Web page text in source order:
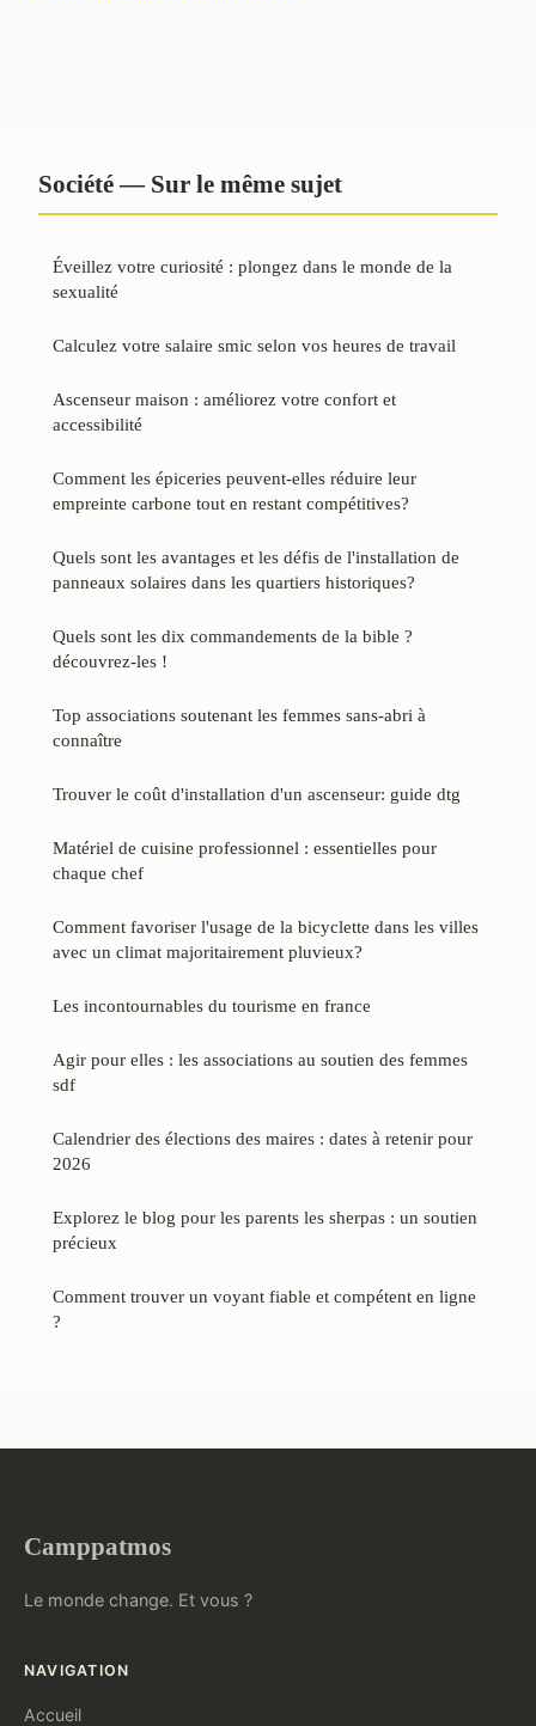
Société — Sur le même sujet
Éveillez votre curiosité : plongez dans le monde de la
sexualité
Calculez votre salaire smic selon vos heures de travail
Ascenseur maison : améliorez votre confort et
accessibilité
Comment les épiceries peuvent-elles réduire leur
empreinte carbone tout en restant compétitives?
Quels sont les avantages et les défis de l'installation de
panneaux solaires dans les quartiers historiques?
Quels sont les dix commandements de la bible ?
découvrez-les !
Top associations soutenant les femmes sans-abri à
connaître
Trouver le coût d'installation d'un ascenseur: guide dtg
Matériel de cuisine professionnel : essentielles pour
chaque chef
Comment favoriser l'usage de la bicyclette dans les villes
avec un climat majoritairement pluvieux?
Les incontournables du tourisme en france
Agir pour elles : les associations au soutien des femmes
sdf
Calendrier des élections des maires : dates à retenir pour
2026
Explorez le blog pour les parents les sherpas : un soutien
précieux
Comment trouver un voyant fiable et compétent en ligne
?
Camppatmos
Le monde change. Et vous ?
NAVIGATION
Accueil